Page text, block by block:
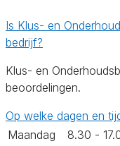
Is Klus- en
bedrijf?
Klus- en
beoordelingen.
Op welke dagen en
Maandag
8.30 -